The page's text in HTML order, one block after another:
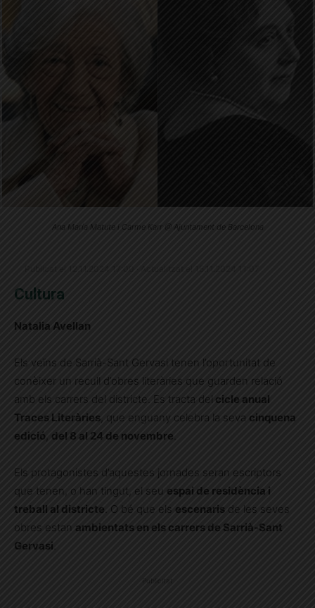
Ana María Matute i Carme Karr @ Ajuntament de Barcelona
Cultura
Natalia Avellan
Els veïns de Sarrià-Sant Gervasi tenen l’oportunitat de
conèixer un recull d’obres literàries que guarden relació
amb els carrers del districte. Es tracta del cicle anual
Traces Literàries, que enguany celebra la seva cinquena
edició, del 8 al 24 de novembre.
Els protagonistes d’aquestes jornades seran escriptors
que tenen, o han tingut, el seu espai de residència i
treball al districte. O bé que els escenaris de les seves
obres estan ambientats en els carrers de Sarrià-Sant
Gervasi.